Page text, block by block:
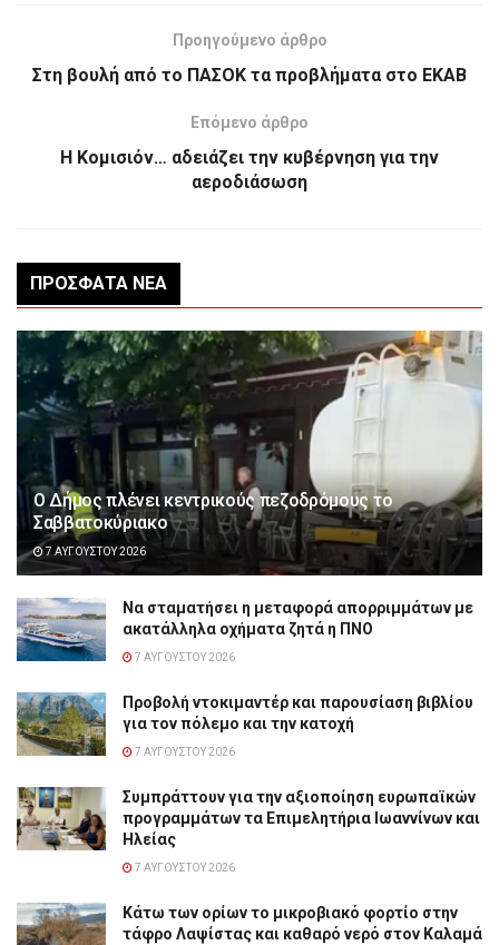
Προηγούμενο άρθρο
Στη βουλή από το ΠΑΣΟΚ τα προβλήματα στο ΕΚΑΒ
Επόμενο άρθρο
Η Κομισιόν… αδειάζει την κυβέρνηση για την
αεροδιάσωση
ΠΡΌΣΦΑΤΑ ΝΈΑ
Ο Δήμος πλένει κεντρικούς πεζοδρόμους το
Σαββατοκύριακο
7 ΑΥΓΟΎΣΤΟΥ 2026
Να σταματήσει η μεταφορά απορριμμάτων με
ακατάλληλα οχήματα ζητά η ΠΝΟ
7 ΑΥΓΟΎΣΤΟΥ 2026
Προβολή ντοκιμαντέρ και παρουσίαση βιβλίου
για τον πόλεμο και την κατοχή
7 ΑΥΓΟΎΣΤΟΥ 2026
Συμπράττουν για την αξιοποίηση ευρωπαϊκών
προγραμμάτων τα Επιμελητήρια Ιωαννίνων και
Ηλείας
7 ΑΥΓΟΎΣΤΟΥ 2026
Κάτω των ορίων το μικροβιακό φορτίο στην
τάφρο Λαψίστας και καθαρό νερό στον Καλαμά